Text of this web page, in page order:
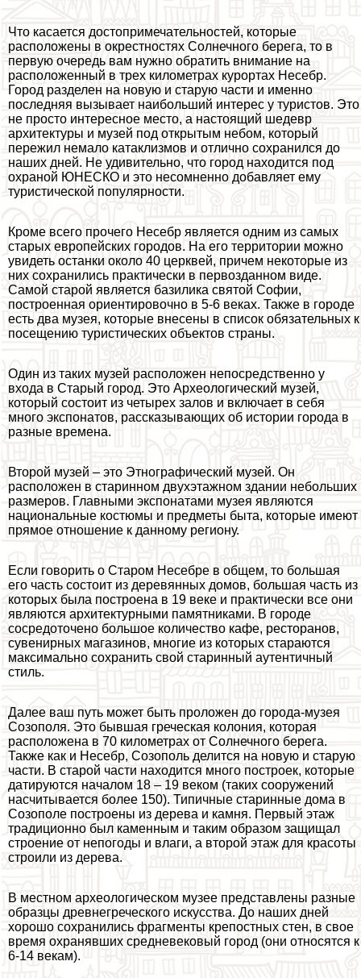
Что касается достопримечательностей, которые
расположены в окрестностях Солнечного берега, то в
первую очередь вам нужно обратить внимание на
расположенный в трех километрах курортах Несебр.
Город разделен на новую и старую части и именно
последняя вызывает наибольший интерес у туристов. Это
не просто интересное место, а настоящий шедевр
архитектуры и музей под открытым небом, который
пережил немало катаклизмов и отлично сохранился до
наших дней. Не удивительно, что город находится под
охраной ЮНЕСКО и это несомненно добавляет ему
туристической популярности.
Кроме всего прочего Несебр является одним из самых
старых европейских городов. На его территории можно
увидеть останки около 40 церквей, причем некоторые из
них сохранились пpaктически в первозданном виде.
Самой старой является базилика святой Софии,
построенная ориентировочно в 5-6 веках. Также в городе
есть два музея, которые внесены в список обязательных к
посещению туристических объектов страны.
Один из таких музей расположен непосредственно у
входа в Старый город. Это Археологический музей,
который состоит из четырех залов и включает в себя
много экспонатов, рассказывающих об истории города в
разные времена.
Второй музей – это Этнографический музей. Он
расположен в старинном двухэтажном здании небольших
размеров. Главными экспонатами музея являются
национальные костюмы и предметы быта, которые имеют
прямое отношение к данному региону.
Если говорить о Старом Несебре в общем, то большая
его часть состоит из деревянных домов, большая часть из
которых была построена в 19 веке и пpaктически все они
являются архитектурными памятниками. В городе
сосредоточено большое количество кафе, ресторанов,
сувенирных магазинов, многие из которых стараются
максимально сохранить свой старинный аутентичный
стиль.
Далее ваш путь может быть проложен до города-музея
Созополя. Это бывшая греческая колония, которая
расположена в 70 километрах от Солнечного берега.
Также как и Несебр, Созополь делится на новую и старую
части. В старой части находится много построек, которые
датируются началом 18 – 19 веком (таких сооружений
насчитывается более 150). Типичные старинные дома в
Созополе построены из дерева и камня. Первый этаж
традиционно был каменным и таким образом защищал
строение от непогоды и влаги, а второй этаж для красоты
строили из дерева.
В местном археологическом музее представлены разные
образцы древнегреческого искусства. До наших дней
хорошо сохранились фрагменты крепостных стен, в свое
время охранявших средневековый город (они относятся к
6-14 векам).